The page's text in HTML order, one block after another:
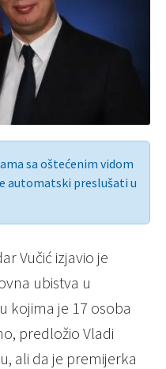
sa oštećenim vidom
automatski preslušati u
Vučić izjavio je
ubistva u
kojima je 17 osoba
predložio Vladi
ali da je premijerka